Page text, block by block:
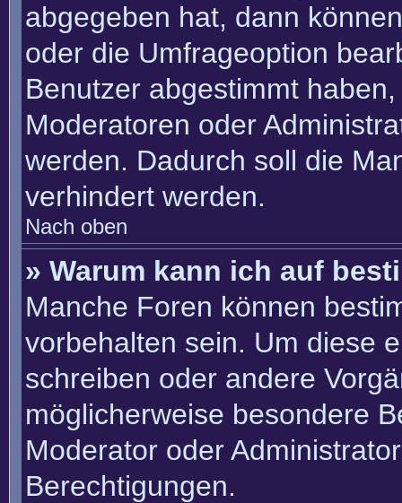
abgegeben hat, dann
oder die Umfrageoption
Benutzer abgestimmt
Moderatoren oder
werden. Dadurch soll die
verhindert werden.
Nach oben
» Warum kann ich auf
Manche Foren können
vorbehalten sein. Um diese
schreiben oder andere
möglicherweise besondere
Moderator oder
Berechtigungen.